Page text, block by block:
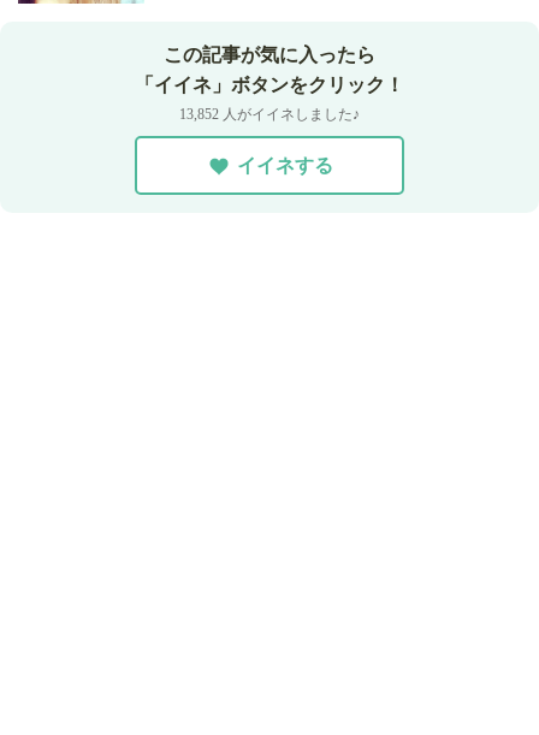
この記事が気に入ったら
「イイネ」ボタンをクリック！
13,852 人がイイネしました♪
イイネする